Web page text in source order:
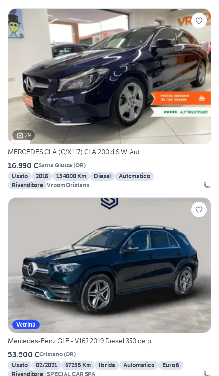
29
MERCEDES CLA (C/X117) CLA 200 d S.W. Aut...
16.990 €Santa Giusta (OR)
Usato
2018 134000 Km Diesel
Automatico
Rivenditore Vroom Oristano
Vetrina
Mercedes-Benz GLE - V167 2019 Diesel 350 de p...
53.500 €Oristano(OR)
Usato
02/2021 67255 Km Ibrida Automatico
Euro 6
Rivenditore SPECIAL CAR SPA